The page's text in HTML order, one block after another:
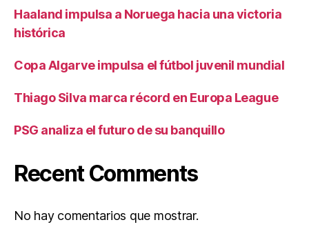
Haaland impulsa a Noruega hacia una victoria
histórica
Copa Algarve impulsa el fútbol juvenil mundial
Thiago Silva marca récord en Europa League
PSG analiza el futuro de su banquillo
Recent Comments
No hay comentarios que mostrar.